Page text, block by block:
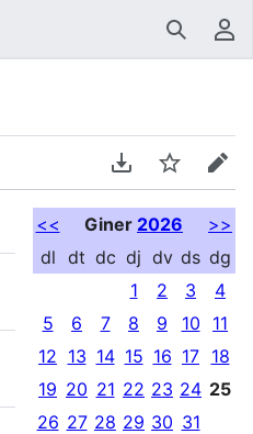
Buscar
Descarregar en
Vigilar
<< Giner 2026
>>
dl dt dc dj dv ds dg
1
2 3
4
5
6 7 8 9 10
11
12 13 14 15 16 17 18
19 20 21 22 23 24 25
26 27 28 29 30 31